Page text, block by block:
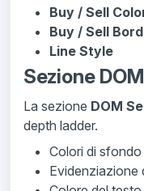
Buy / Sell
Buy / Sell
Line Style
Sezione DOM
La sezione DOM
depth ladder.
Colori di sfondo
Evidenziazione